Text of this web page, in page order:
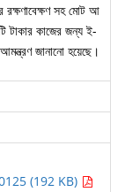
রক্ষণাবেক্ষণ সহ মোট আ
টাকার কাজের জন্য ই-
জানানো হয়েছে।
(192 KB)